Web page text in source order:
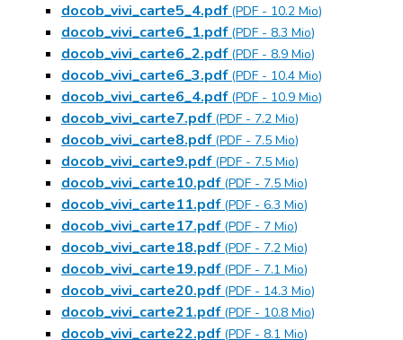
docob_vivi_carte5_4.pdf (PDF - 10.2 Mio)
docob_vivi_carte6_1.pdf (PDF - 8.3 Mio)
docob_vivi_carte6_2.pdf (PDF - 8.9 Mio)
docob_vivi_carte6_3.pdf (PDF - 10.4 Mio)
docob_vivi_carte6_4.pdf (PDF - 10.9 Mio)
docob_vivi_carte7.pdf (PDF - 7.2 Mio)
docob_vivi_carte8.pdf (PDF - 7.5 Mio)
docob_vivi_carte9.pdf (PDF - 7.5 Mio)
docob_vivi_carte10.pdf (PDF - 7.5 Mio)
docob_vivi_carte11.pdf (PDF - 6.3 Mio)
docob_vivi_carte17.pdf (PDF - 7 Mio)
docob_vivi_carte18.pdf (PDF - 7.2 Mio)
docob_vivi_carte19.pdf (PDF - 7.1 Mio)
docob_vivi_carte20.pdf (PDF - 14.3 Mio)
docob_vivi_carte21.pdf (PDF - 10.8 Mio)
docob_vivi_carte22.pdf (PDF - 8.1 Mio)